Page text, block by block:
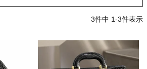
3件中 1-3件表示